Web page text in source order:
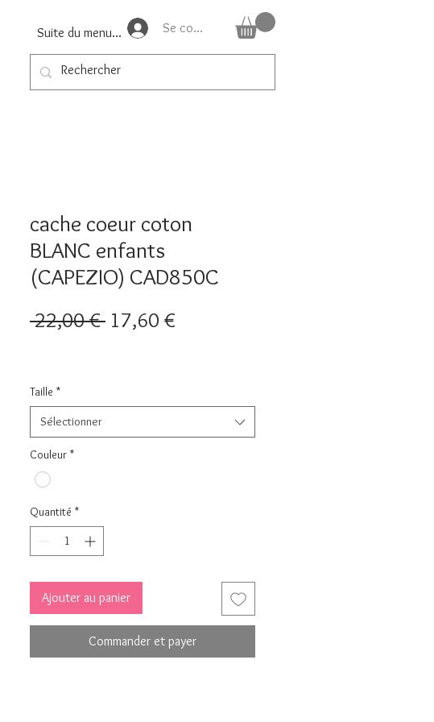
Suite du menu... Se connecter
cache coeur coton
BLANC enfants
(CAPEZIO) CAD850C
22,00 € Prix
17,60 €
Taille *
Sélectionner
Couleur *
Quantité *
Ajouter au panier
Commander et payer